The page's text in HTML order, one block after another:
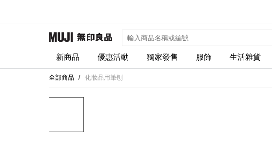
新商品 優惠活動 獨家發售 服飾 生活雜貨
全部商品 化妝品用筆刨